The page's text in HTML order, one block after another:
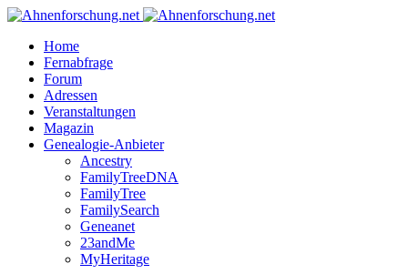
Home
Fernabfrage
Forum
Adressen
Veranstaltungen
Magazin
Genealogie-Anbieter
Ancestry
FamilyTreeDNA
FamilyTree
FamilySearch
Geneanet
23andMe
MyHeritage